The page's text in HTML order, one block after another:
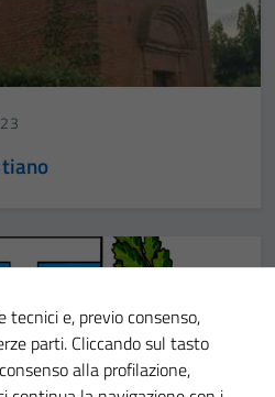
tecnici e, previo consenso,
parti. Cliccando sul tasto
alla profilazione,